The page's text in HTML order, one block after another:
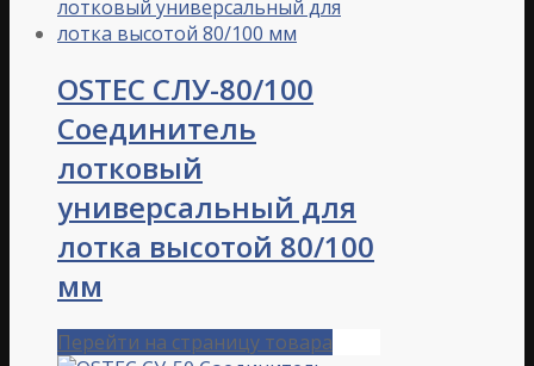
OSTEC СЛУ-80/100
Соединитель
лотковый
универсальный для
лотка высотой 80/100
мм
Перейти на страницу товара